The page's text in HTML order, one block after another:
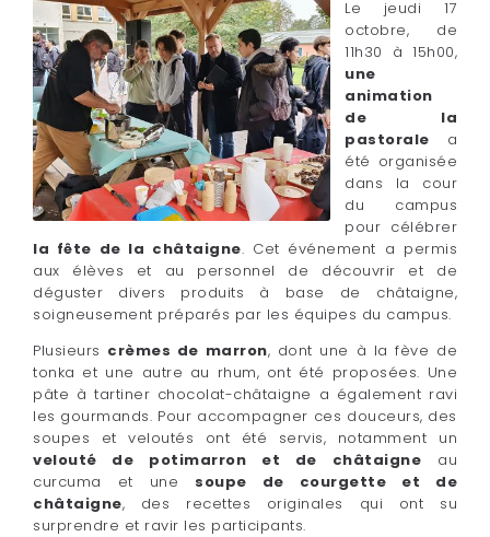
Le jeudi 17
octobre, de
11h30 à 15h00,
une
animation
de la
pastorale a
été organisée
dans la cour
du campus
pour célébrer
la fête de la châtaigne. Cet événement a permis
aux élèves et au personnel de découvrir et de
déguster divers produits à base de châtaigne,
soigneusement préparés par les équipes du campus.
Plusieurs crèmes de marron, dont une à la fève de
tonka et une autre au rhum, ont été proposées. Une
pâte à tartiner chocolat-châtaigne a également ravi
les gourmands. Pour accompagner ces douceurs, des
soupes et veloutés ont été servis, notamment un
velouté de potimarron et de châtaigne au
curcuma et une soupe de courgette et de
châtaigne, des recettes originales qui ont su
surprendre et ravir les participants.